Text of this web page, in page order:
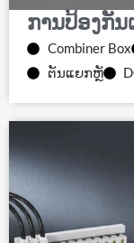
ການປ້ອງກັນ
Combiner Box
ຕັນແຍກຫຼັ